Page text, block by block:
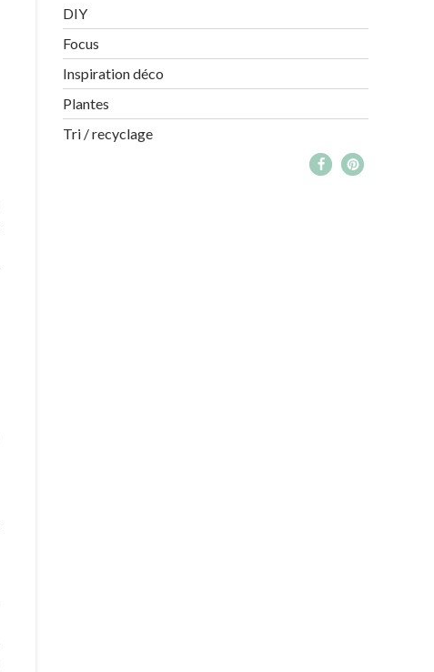
DIY
Focus
Inspiration déco
Plantes
Tri / recyclage
71